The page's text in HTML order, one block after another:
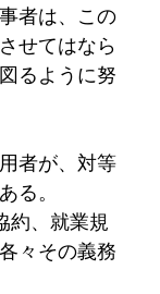
者は、この
せてはなら
るように努
者が、対等
る。
約、就業規
々その義務